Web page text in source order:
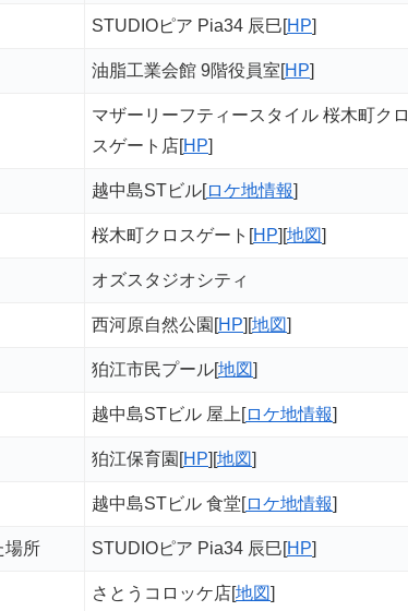
STUDIOピア Pia34 辰巳[HP]
油脂工業会館 9階役員室[HP]
マザーリーフティースタイル 桜木町クロ
スゲート店[HP]
越中島STビル[ロケ地情報]
桜木町クロスゲート[HP][地図]
オズスタジオシティ
西河原自然公園[HP][地図]
狛江市民プール[地図]
越中島STビル 屋上[ロケ地情報]
狛江保育園[HP][地図]
越中島STビル 食堂[ロケ地情報]
場所 STUDIOピア Pia34 辰巳[HP]
さとうコロッケ店[地図]